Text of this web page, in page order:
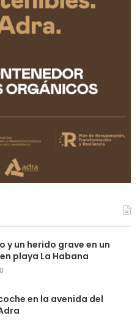
y un herido grave en un
playa La Habana
en la avenida del